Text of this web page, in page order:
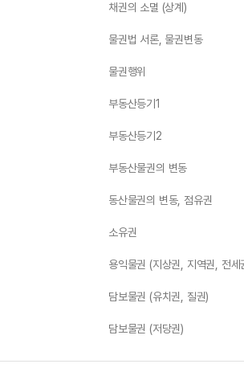
채권의 소멸 (상계)
물권법 서론, 물권변동
물권행위
부동산등기1
부동산등기2
부동산물권의 변동
동산물권의 변동, 점유권
소유권
용익물권 (지상권, 지역권, 전세
담보물권 (유치권, 질권)
담보물권 (저당권)